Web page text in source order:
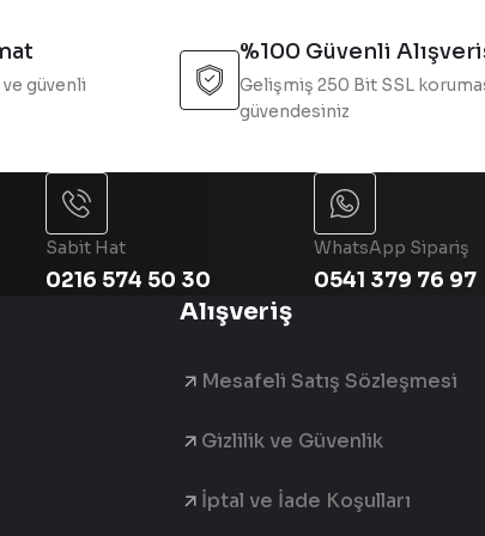
olmalı.
ve güvenli
%100 Güvenli
Gelişmiş 250 Bit SSL
güvendesiniz
Sabit Hat
0216 574 50 30
WhatsApp Sipariş
0541 379 76 97
Alışveriş
Mesafeli Satış Sözleşmesi
Gizlilik ve Güvenlik
İptal ve İade Koşulları